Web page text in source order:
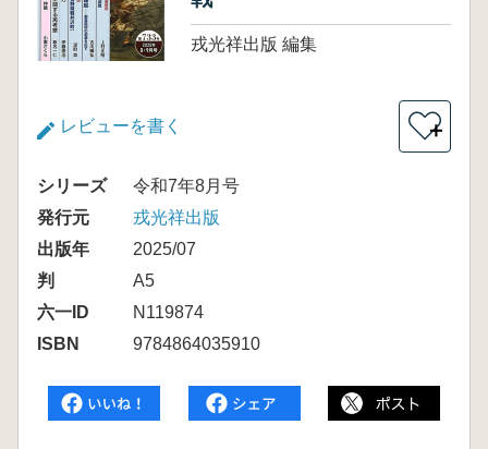
戎光祥出版 編集
レビューを書く ＋
シリーズ
令和7年8月号
発行元
戎光祥出版
出版年
2025/07
判
A5
六一ID
N119874
ISBN
9784864035910